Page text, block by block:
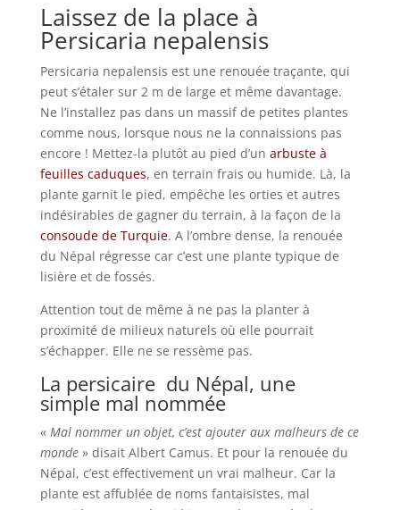
Laissez de la place à
Persicaria nepalensis
Persicaria nepalensis est une renouée traçante, qui
peut s’étaler sur 2 m de large et même davantage.
Ne l’installez pas dans un massif de petites plantes
comme nous, lorsque nous ne la connaissions pas
encore ! Mettez-la plutôt au pied d’un arbuste à
feuilles caduques, en terrain frais ou humide. Là, la
plante garnit le pied, empêche les orties et autres
indésirables de gagner du terrain, à la façon de la
consoude de Turquie. A l’ombre dense, la renouée
du Népal régresse car c’est une plante typique de
lisière et de fossés.
Attention tout de même à ne pas la planter à
proximité de milieux naturels où elle pourrait
s’échapper. Elle ne se ressème pas.
La persicaire du Népal, une
simple mal nommée
« Mal nommer un objet, c’est ajouter aux malheurs de ce
monde» disait Albert Camus. Et pour la renouée du
Népal, c’est effectivement un vrai malheur. Car la
plante est affublée de noms fantaisistes, mal